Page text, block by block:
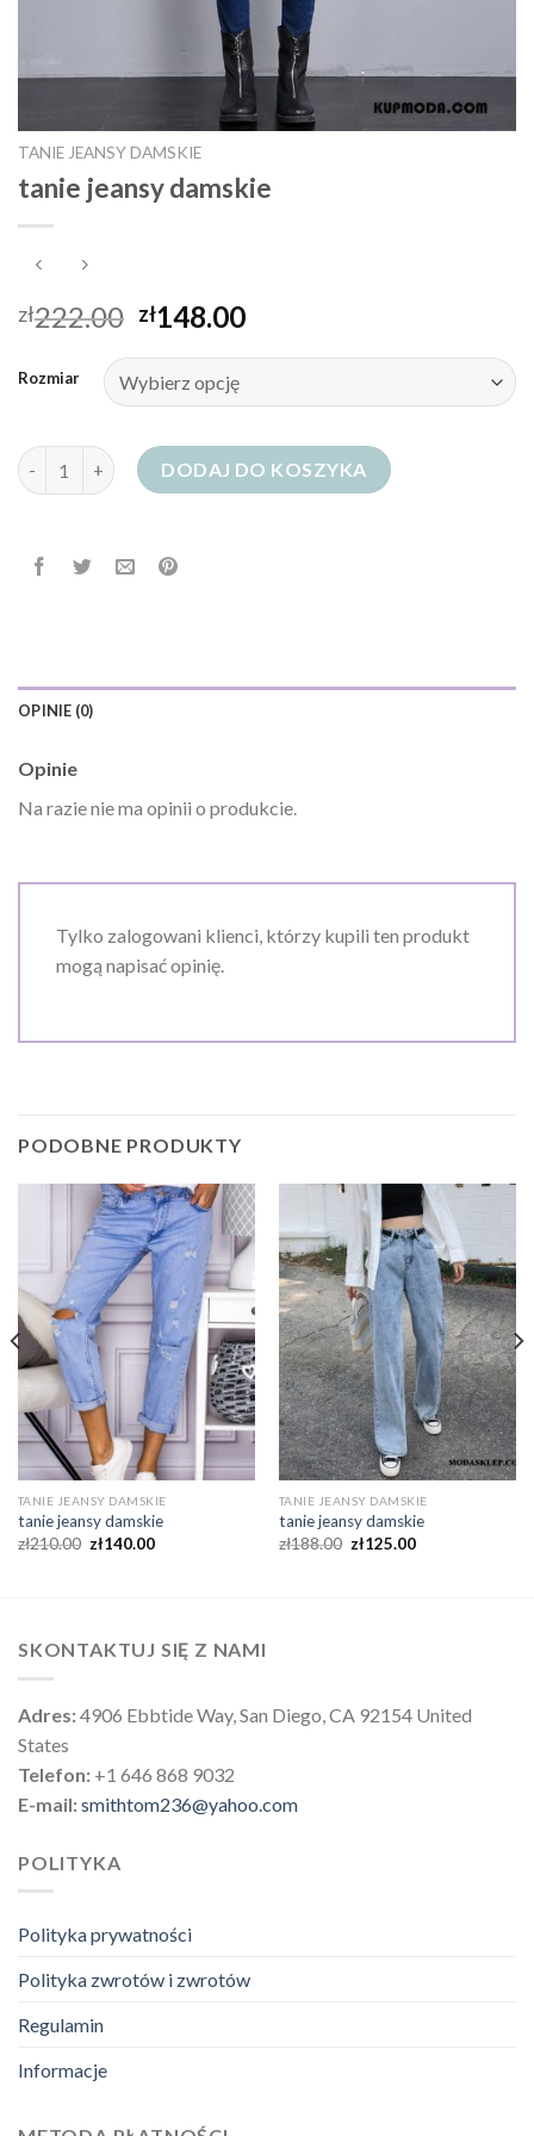
TANIE JEANSY DAMSKIE
tanie jeansy damskie
zł222.00 zł148.00
Rozmiar
ilość tanie jeansy damskieDODAJ DO KOSZYKA
OPINIE (0)
Opinie
Na razie nie ma opinii o produkcie.
Tylko zalogowani klienci, którzy kupili ten produkt
mogą napisać opinię.
PODOBNE PRODUKTY
TANIE JEANSY DAMSKIE
tanie jeansy damskie
zł210.00 zł140.00
TANIE JEANSY DAMSKIE
tanie jeansy damskie
zł188.00 zł125.00
SKONTAKTUJ SIĘ Z NAMI
Adres:4906 Ebbtide Way, San Diego, CA 92154 United
States
Telefon: +1 646 868 9032
E-mail:smithtom236@yahoo.com
POLITYKA
Polityka prywatności
Polityka zwrotów i zwrotów
Regulamin
Informacje